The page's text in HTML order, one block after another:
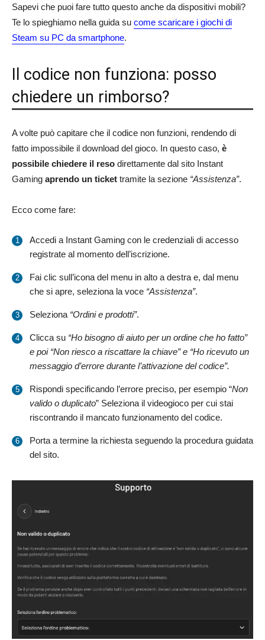
Sapevi che puoi fare tutto questo anche da dispositivi mobili?
Te lo spieghiamo nella guida su come scaricare i giochi di
Steam su PC da smartphone.
Il codice non funziona: posso
chiedere un rimborso?
A volte può capitare che il codice non funzioni, rendendo di
fatto impossibile il download del gioco. In questo caso, è
possibile chiedere il reso direttamente dal sito Instant
Gaming aprendo un ticket tramite la sezione “Assistenza”.
Ecco come fare:
Accedi a Instant Gaming con le credenziali di accesso
registrate al momento dell’iscrizione.
Fai clic sull’icona del menu in alto a destra e, dal menu
che si apre, seleziona la voce “Assistenza”.
Seleziona “Ordini e prodotti”.
Clicca su “Ho bisogno di aiuto per un ordine che ho fatto”
e poi “Non riesco a riscattare la chiave” e “Ho ricevuto un
messaggio d’errore durante l’attivazione del codice”.
Rispondi specificando l’errore preciso, per esempio “Non
valido o duplicato” Seleziona il videogioco per cui stai
riscontrando il mancato funzionamento del codice.
Porta a termine la richiesta seguendo la procedura guidata
del sito.